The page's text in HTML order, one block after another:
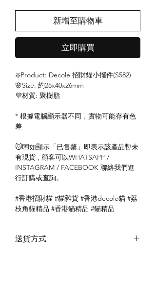
新增至購物車
立即購買
❇️Product: Decole 招財貓小擺件(S582)
🌸Size: 約28x40x26mm
💜材質: 聚樹脂
* 根據電腦顯示器不同，實物可能存有色
差
🐱💌如顯示「已售罄」即表示該產品暫未
有現貨 , 顧客可以WHATSAPP /
INSTAGRAM / FACEBOOK 聯絡我們進
行訂購或查詢。
#香港招財貓 #貓雜貨 #香港decole貓 #荔
枝角貓精品 #香港貓精品 #貓精品
送貨方式